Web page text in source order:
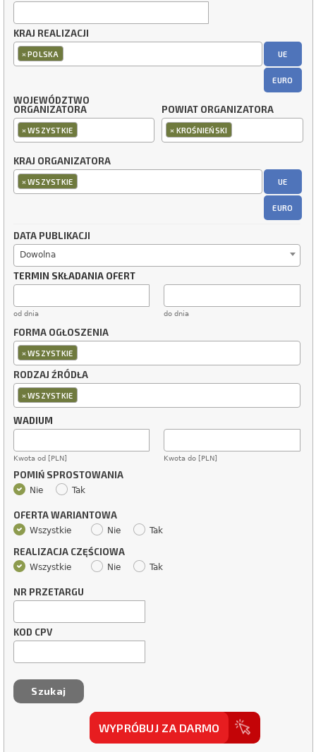
KRAJ REALIZACJI
×POLSKA UE
EURO
WOJEWÓDZTWO
ORGANIZATORA
×WSZYSTKIE
POWIAT ORGANIZATORA
× KROŚNIEŃSKI
KRAJ ORGANIZATORA
×WSZYSTKIE UE
EURO
DATA PUBLIKACJI
Dowolna
TERMIN SKŁADANIA OFERT
od dnia do dnia
FORMA OGŁOSZENIA
×WSZYSTKIE
RODZAJ ŹRÓDŁA
×WSZYSTKIE
WADIUM
Kwota od [PLN] Kwota do [PLN]
POMIŃ SPROSTOWANIA
Nie Tak
OFERTA WARIANTOWA
Wszystkie Nie Tak
REALIZACJA CZĘŚCIOWA
Wszystkie Nie Tak
NR PRZETARGU
KOD CPV
WYPRÓBUJ ZA DARMO